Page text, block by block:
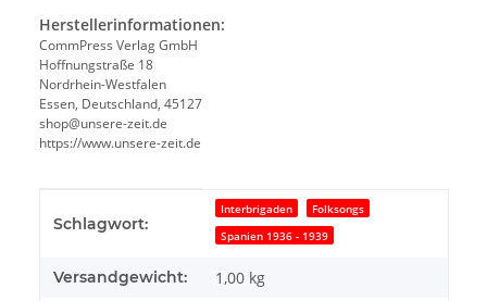
Herstellerinformationen:
CommPress Verlag GmbH
Hoffnungstraße 18
Nordrhein-Westfalen
Essen, Deutschland, 45127
shop@unsere-zeit.de
https://www.unsere-zeit.de
Schlagwort:
Interbrigaden
Folksongs
Spanien 1936 - 1939
Versandgewicht: 1,00 kg